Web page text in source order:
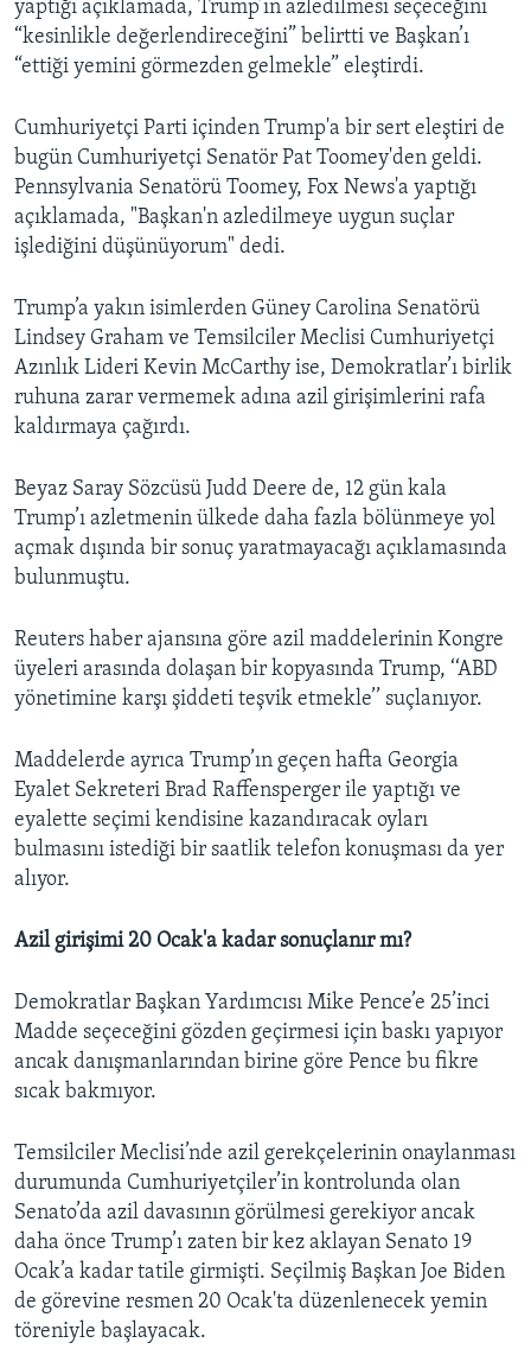
yaptığı açıklamada, Trump’ın azledilmesi seçeceğini
“kesinlikle değerlendireceğini” belirtti ve Başkan’ı
“ettiği yemini görmezden gelmekle” eleştirdi.
Cumhuriyetçi Parti içinden Trump'a bir sert eleştiri de
bugün Cumhuriyetçi Senatör Pat Toomey'den geldi.
Pennsylvania Senatörü Toomey, Fox News'a yaptığı
açıklamada, "Başkan'n azledilmeye uygun suçlar
işlediğini düşünüyorum" dedi.
Trump’a yakın isimlerden Güney Carolina Senatörü
Lindsey Graham ve Temsilciler Meclisi Cumhuriyetçi
Azınlık Lideri Kevin McCarthy ise, Demokratlar’ı birlik
ruhuna zarar vermemek adına azil girişimlerini rafa
kaldırmaya çağırdı.
Beyaz Saray Sözcüsü Judd Deere de, 12 gün kala
Trump’ı azletmenin ülkede daha fazla bölünmeye yol
açmak dışında bir sonuç yaratmayacağı açıklamasında
bulunmuştu.
Reuters haber ajansına göre azil maddelerinin Kongre
üyeleri arasında dolaşan bir kopyasında Trump, ‘‘ABD
yönetimine karşı şiddeti teşvik etmekle’’ suçlanıyor.
Maddelerde ayrıca Trump’ın geçen hafta Georgia
Eyalet Sekreteri Brad Raffensperger ile yaptığı ve
eyalette seçimi kendisine kazandıracak oyları
bulmasını istediği bir saatlik telefon konuşması da yer
alıyor.
Azil girişimi 20 Ocak'a kadar sonuçlanır mı?
Demokratlar Başkan Yardımcısı Mike Pence’e 25’inci
Madde seçeceğini gözden geçirmesi için baskı yapıyor
ancak danışmanlarından birine göre Pence bu fikre
sıcak bakmıyor.
Temsilciler Meclisi’nde azil gerekçelerinin onaylanması
durumunda Cumhuriyetçiler’in kontrolunda olan
Senato’da azil davasının görülmesi gerekiyor ancak
daha önce Trump’ı zaten bir kez aklayan Senato 19
Ocak’a kadar tatile girmişti. Seçilmiş Başkan Joe Biden
de görevine resmen 20 Ocak'ta düzenlenecek yemin
töreniyle başlayacak.